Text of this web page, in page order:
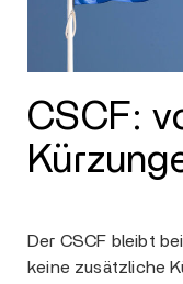
CSCF:
Der CSCF bleibt
keine zusätzliche